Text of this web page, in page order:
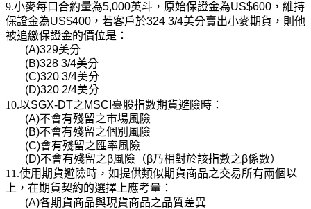
9.小麥每口合約量為5,000英斗，原始保證金為US$600 ，維持
保證金為US$400 ，若客戶於324 3/4美分賣出小麥期貨，則他
被追繳保證金的價位是：
(A)329美分
(B)328 3/4美分
(C)320 3/4美分
(D)320 2/4美分
10.以SGX-DT之 MSCI 臺股指數期貨避險時：
(A)不會有殘留之市場風險
(B)不會有殘留之個別風險
(C)會有殘留之匯率風險
(D)不會有殘留之β風險（β乃相對於該指數之β係數）
11.使用期貨避險時，如提供類似期貨商品之交易所有兩個以
上，在期貨契約的選擇上應考量：
(A)各期貨商品與現貨商品之品質差異